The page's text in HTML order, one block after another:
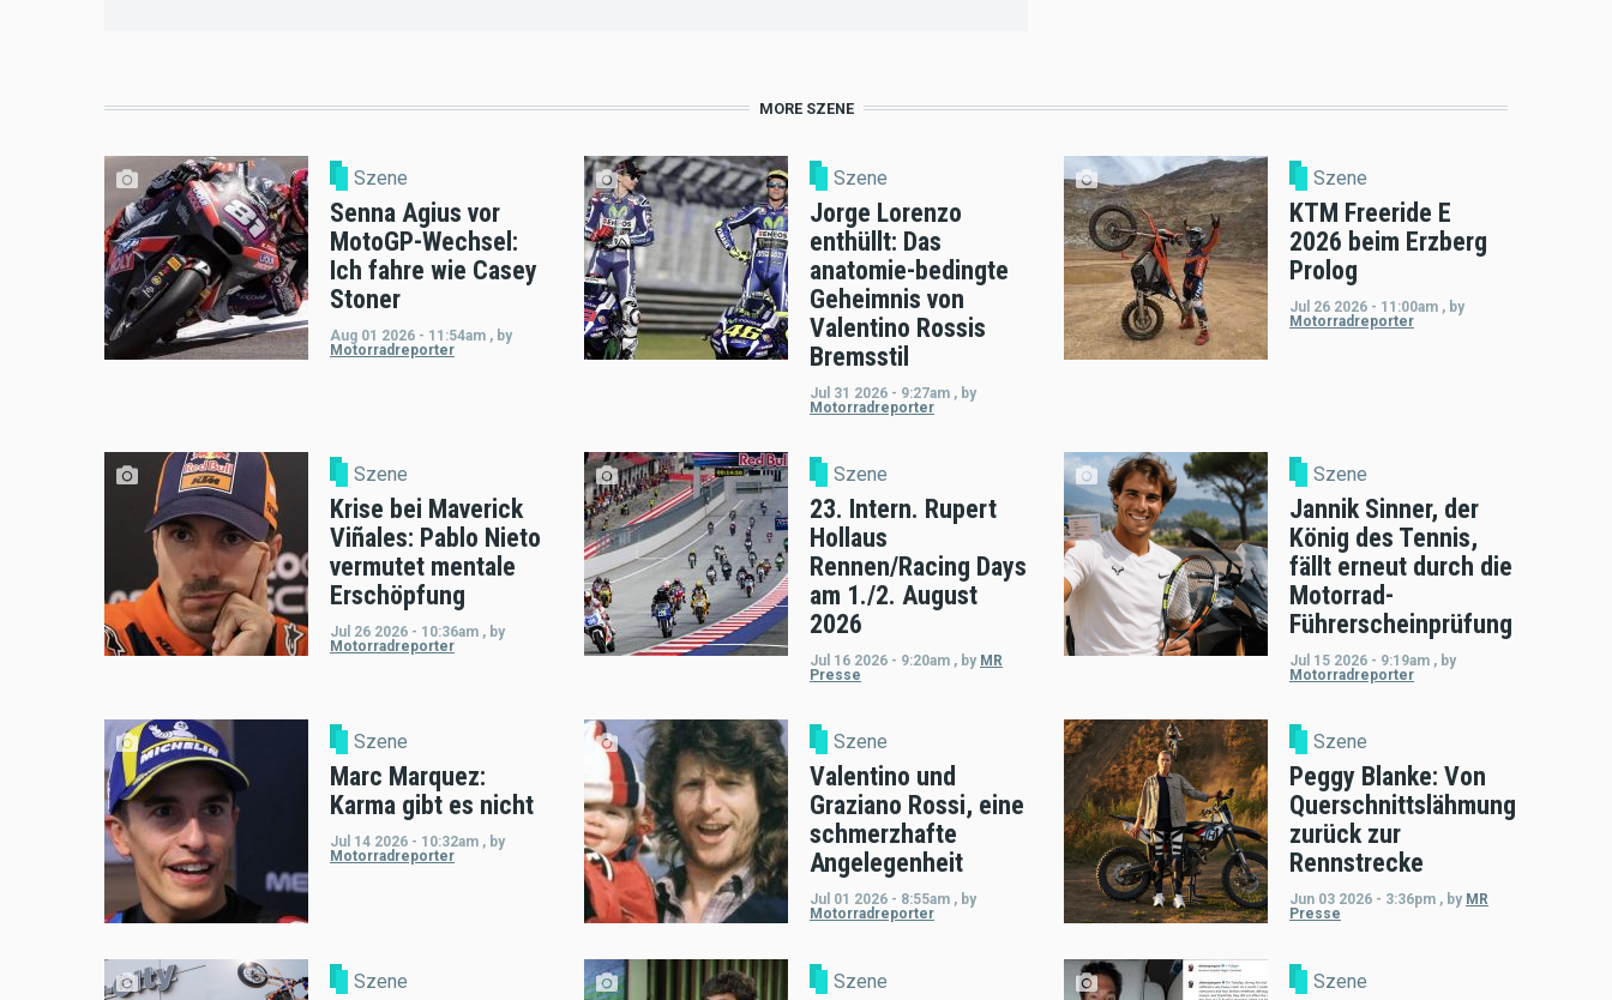
MORE SZENE
Szene
Senna Agius vor
MotoGP-Wechsel:
Ich fahre wie Casey
Stoner
Aug 01 2026 - 11:54am , by
Motorradreporter
Szene
Jorge Lorenzo
enthüllt: Das
anatomie-bedingte
Geheimnis von
Valentino Rossis
Bremsstil
Jul 31 2026 - 9:27am , by
Motorradreporter
Szene
KTM Freeride E
2026 beim Erzberg
Prolog
Jul 26 2026 - 11:00am , by
Motorradreporter
Szene
Krise bei Maverick
Viñales: Pablo Nieto
vermutet mentale
Erschöpfung
Jul 26 2026 - 10:36am , by
Motorradreporter
Szene
23. Intern. Rupert
Hollaus
Rennen/Racing Days
am 1./2. August
2026
Jul 16 2026 - 9:20am , by MR
Presse
Szene
Jannik Sinner, der
König des Tennis,
fällt erneut durch die
Motorrad-
Führerscheinprüfung
Jul 15 2026 - 9:19am , by
Motorradreporter
Szene
Marc Marquez:
Karma gibt es nicht
Jul 14 2026 - 10:32am , by
Motorradreporter
Szene
Valentino und
Graziano Rossi, eine
schmerzhafte
Angelegenheit
Jul 01 2026 - 8:55am , by
Motorradreporter
Szene
Peggy Blanke: Von
Querschnittslähmung
zurück zur
Rennstrecke
Jun 03 2026 - 3:36pm , by MR
Presse
Szene Szene Szene